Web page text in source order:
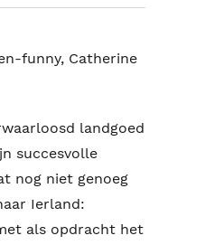
funny, Catherine
landgoed
succesvolle
nog niet genoeg
Ierland:
als opdracht het